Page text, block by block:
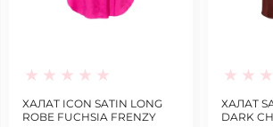
ХАЛАТ ICON SATIN LONG
ROBE FUCHSIA FRENZY
ХАЛАТ
DARK